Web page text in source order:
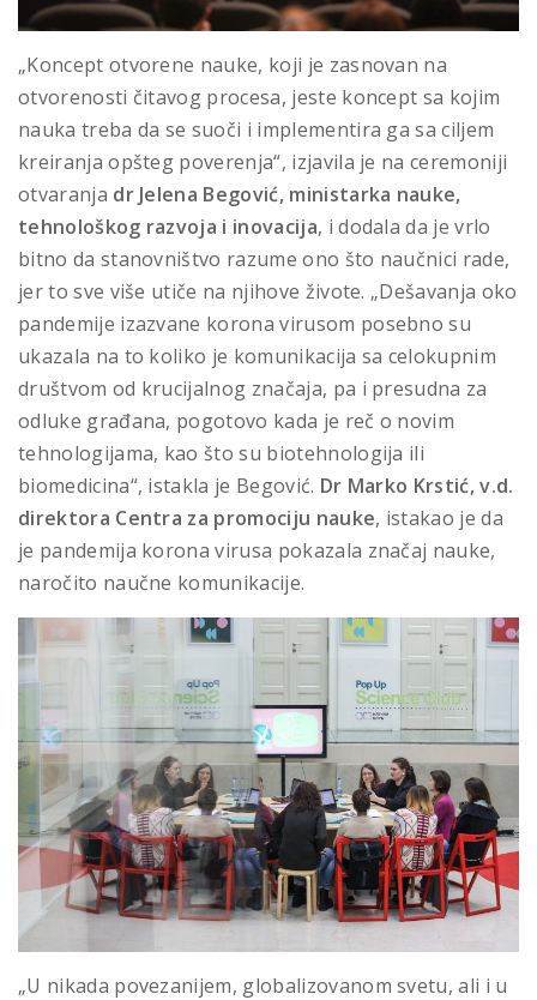
„Koncept otvorene nauke, koji je zasnovan na
otvorenosti čitavog procesa, jeste koncept sa kojim
nauka treba da se suoči i implementira ga sa ciljem
kreiranja opšteg poverenja“, izjavila je na ceremoniji
otvaranja dr Jelena Begović, ministarka nauke,
tehnološkog razvoja i inovacija, i dodala da je vrlo
bitno da stanovništvo razume ono što naučnici rade,
jer to sve više utiče na njihove živote. „Dešavanja oko
pandemije izazvane korona virusom posebno su
ukazala na to koliko je komunikacija sa celokupnim
društvom od krucijalnog značaja, pa i presudna za
odluke građana, pogotovo kada je reč o novim
tehnologijama, kao što su biotehnologija ili
biomedicina“, istakla je Begović. Dr Marko Krstić, v.d.
direktora Centra za promociju nauke, istakao je da
je pandemija korona virusa pokazala značaj nauke,
naročito naučne komunikacije.
„U nikada povezanijem, globalizovanom svetu, ali i u